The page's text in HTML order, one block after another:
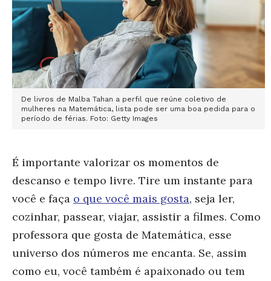
De livros de Malba Tahan a perfil que reúne coletivo de
mulheres na Matemática, lista pode ser uma boa pedida para o
período de férias. Foto: Getty Images
É importante valorizar os momentos de
descanso e tempo livre. Tire um instante para
você e faça o que você mais gosta, seja ler,
cozinhar, passear, viajar, assistir a filmes. Como
professora que gosta de Matemática, esse
universo dos números me encanta. Se, assim
como eu, você também é apaixonado ou tem